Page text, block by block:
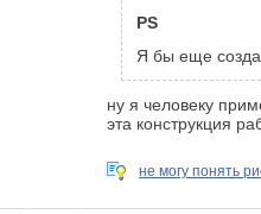
PS
Я бы еще
ну я человеку
эта конструкция
не могу понять